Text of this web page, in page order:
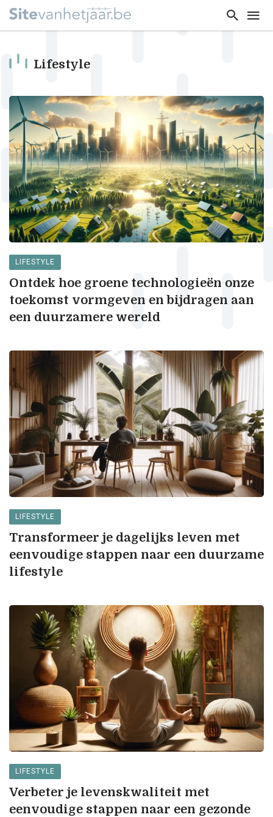
Lifestyle
LIFESTYLE
Ontdek hoe groene technologieën onze
toekomst vormgeven en bijdragen aan
een duurzamere wereld
LIFESTYLE
Transformeer je dagelijks leven met
eenvoudige stappen naar een duurzame
lifestyle
LIFESTYLE
Verbeter je levenskwaliteit met
eenvoudige stappen naar een gezonde